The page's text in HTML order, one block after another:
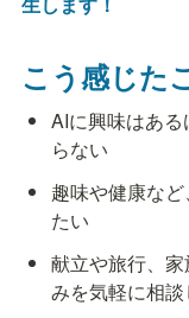
こう感じた
AIに興味はあ
らない
趣味や健康な
たい
献立や旅行、
みを気軽に相